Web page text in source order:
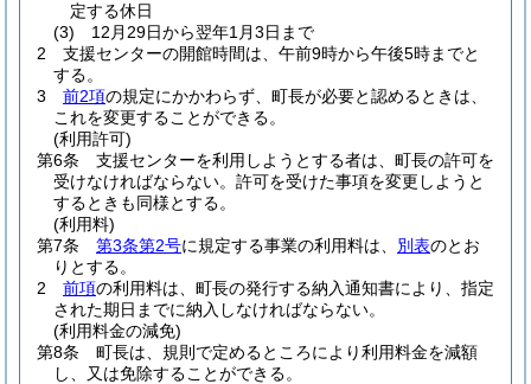
定する休日
(3)
12月29日から翌年1月3日まで
2
支援センターの開館時間は、午前9時から午後5時までと
する。
3
前2項の規定にかかわらず、町長が必要と認めるときは、
これを変更することができる。
(利用許可)
第6条
支援センターを利用しようとする者は、町長の許可を
受けなければならない。 許可を受けた事項を変更しようと
するときも同様とする。
(利用料)
第7条
第3条第2号に規定する事業の利用料は、 別表のとお
りとする。
2
前項の利用料は、町長の発行する納入通知書により、指定
された期日までに納入しなければならない。
(利用料金の減免)
第8条
町長は、規則で定めるところにより利用料金を減額
し、又は免除することができる。